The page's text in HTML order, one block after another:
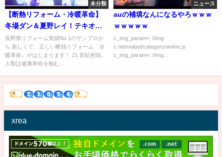
未分類
【断熱リフォーム・冷暖革命】
冬場ダン＆夏野レイ！テキオン
パイロットに選ばれた２人！
長野県リフォーム実績No.1のサンプロか
ら 新しくて、正しい断熱リフォーム「冷
暖革命」がはじまります！ 21 世紀初頭。
人類は健康寿命を蝕む...
ニュース
auの補填なんになるやろｗｗｗ
ｗｗｗｗｗ
c_img_param=; //img-
c.net/output/category/anime.js
c_img_param=; //img...
xrea